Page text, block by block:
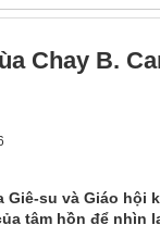
Chay B.
Giê-su và Giáo hội
tâm hồn để nhìn